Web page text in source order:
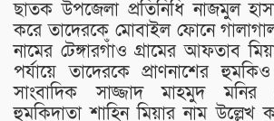
ছাতক উপজেলা প্রতিনিধি নাজমুল
করে তাদেরকে মোবাইল ফোনে
নামের টেঙ্গারগাঁও গ্রামের আফতাব
পর্যায়ে তাদেরকে প্রাণনাশের
সাংবাদিক সাজ্জাদ মাহমুদ মনির
হুমকিদাতা শাহিন মিয়ার নাম